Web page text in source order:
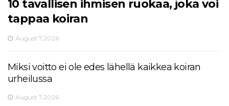
10 tavallisen ihmisen ruokaa, joka voi
tappaa koiran
August 7,2026
Miksi voitto ei ole edes lähellä kaikkea koiran
urheilussa
August 7,2026